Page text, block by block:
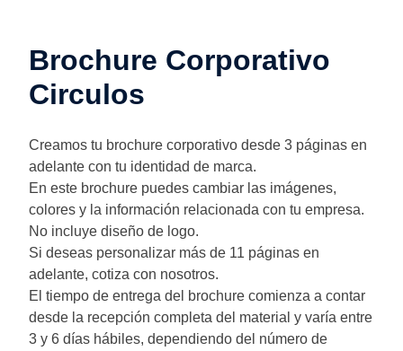
Brochure Corporativo
Circulos
Creamos tu brochure corporativo desde 3 páginas en
adelante con tu identidad de marca.
En este brochure puedes cambiar las imágenes,
colores y la información relacionada con tu empresa.
No incluye diseño de logo.
Si deseas personalizar más de 11 páginas en
adelante, cotiza con nosotros.
El tiempo de entrega del brochure comienza a contar
desde la recepción completa del material y varía entre
3 y 6 días hábiles, dependiendo del número de